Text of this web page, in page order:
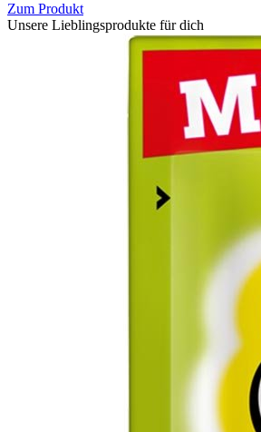
Zum Produkt
Unsere Lieblingsprodukte für dich